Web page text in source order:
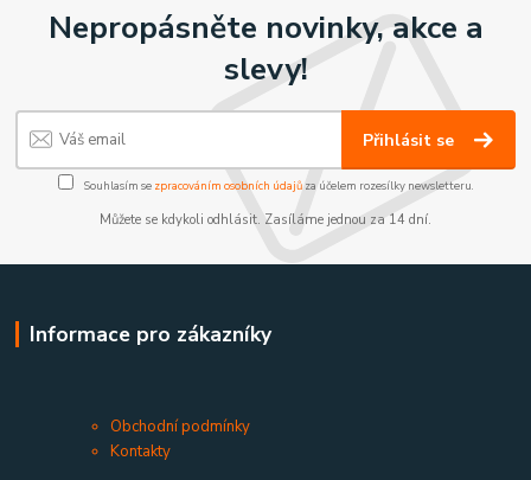
Nepropásněte novinky, akce a
slevy!
Přihlásit se
Souhlasím se zpracováním osobních údajůza účelem rozesílky newsletteru.
Můžete se kdykoli odhlásit. Zasíláme jednou za 14 dní.
Informace pro zákazníky
Obchodní podmínky
Kontakty